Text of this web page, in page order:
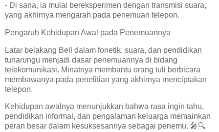
- Di sana, ia mulai bereksperimen dengan transmisi suara,
yang akhirnya mengarah pada penemuan telepon.
Pengaruh Kehidupan Awal pada Penemuannya
Latar belakang Bell dalam fonetik, suara, dan pendidikan
tunarungu menjadi dasar penemuannya di bidang
telekomunikasi. Minatnya membantu orang tuli berbicara
membawanya pada penelitian yang akhirnya menciptakan
telepon.
Kehidupan awalnya menunjukkan bahwa rasa ingin tahu,
pendidikan informal, dan pengalaman keluarga memainkan
peran besar dalam kesuksesannya sebagai penemu. 🎤🔍